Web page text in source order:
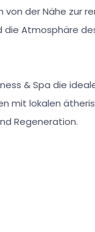
der Nähe zur
die Atmosphäre
& Spa die
mit lokalen
Regeneration.